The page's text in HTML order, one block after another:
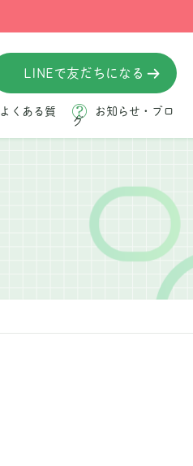
LINEで友だちになる
よくある質 お知らせ・ブロ
グ